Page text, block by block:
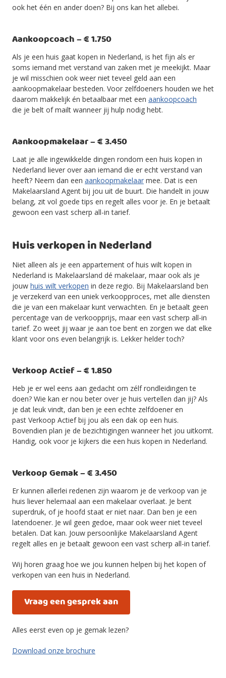
ook het één en ander doen? Bij ons kan het allebei.
Aankoopcoach – € 1.750
Als je een huis gaat kopen in Nederland, is het fijn als er
soms iemand met verstand van zaken met je meekijkt. Maar
je wil misschien ook weer niet teveel geld aan een
aankoopmakelaar besteden. Voor zelfdoeners houden we het
daarom makkelijk én betaalbaar met een aankoopcoach
die je belt of mailt wanneer jij hulp nodig hebt.
Aankoopmakelaar – € 3.450
Laat je alle ingewikkelde dingen rondom een huis kopen in
Nederland liever over aan iemand die er echt verstand van
heeft? Neem dan een aankoopmakelaar mee. Dat is een
Makelaarsland Agent bij jou uit de buurt. Die handelt in jouw
belang, zit vol goede tips en regelt alles voor je. En je betaalt
gewoon een vast scherp all-in tarief.
Huis verkopen in Nederland
Niet alleen als je een appartement of huis wilt kopen in
Nederland is Makelaarsland dé makelaar, maar ook als je
jouw huis wilt verkopen in deze regio. Bij Makelaarsland ben
je verzekerd van een uniek verkoopproces, met alle diensten
die je van een makelaar kunt verwachten. En je betaalt geen
percentage van de verkoopprijs, maar een vast scherp all-in
tarief. Zo weet jij waar je aan toe bent en zorgen we dat elke
klant voor ons even belangrijk is. Lekker helder toch?
Verkoop Actief – € 1.850
Heb je er wel eens aan gedacht om zélf rondleidingen te
doen? Wie kan er nou beter over je huis vertellen dan jij? Als
je dat leuk vindt, dan ben je een echte zelfdoener en
past Verkoop Actief bij jou als een dak op een huis.
Bovendien plan je de bezichtigingen wanneer het jou uitkomt.
Handig, ook voor je kijkers die een huis kopen in Nederland.
Verkoop Gemak – € 3.450
Er kunnen allerlei redenen zijn waarom je de verkoop van je
huis liever helemaal aan een makelaar overlaat. Je bent
superdruk, of je hoofd staat er niet naar. Dan ben je een
latendoener. Je wil geen gedoe, maar ook weer niet teveel
betalen. Dat kan. Jouw persoonlijke Makelaarsland Agent
regelt alles en je betaalt gewoon een vast scherp all-in tarief.
Wij horen graag hoe we jou kunnen helpen bij het kopen of
verkopen van een huis in Nederland.
Vraag een gesprek aan
Alles eerst even op je gemak lezen?
Download onze brochure